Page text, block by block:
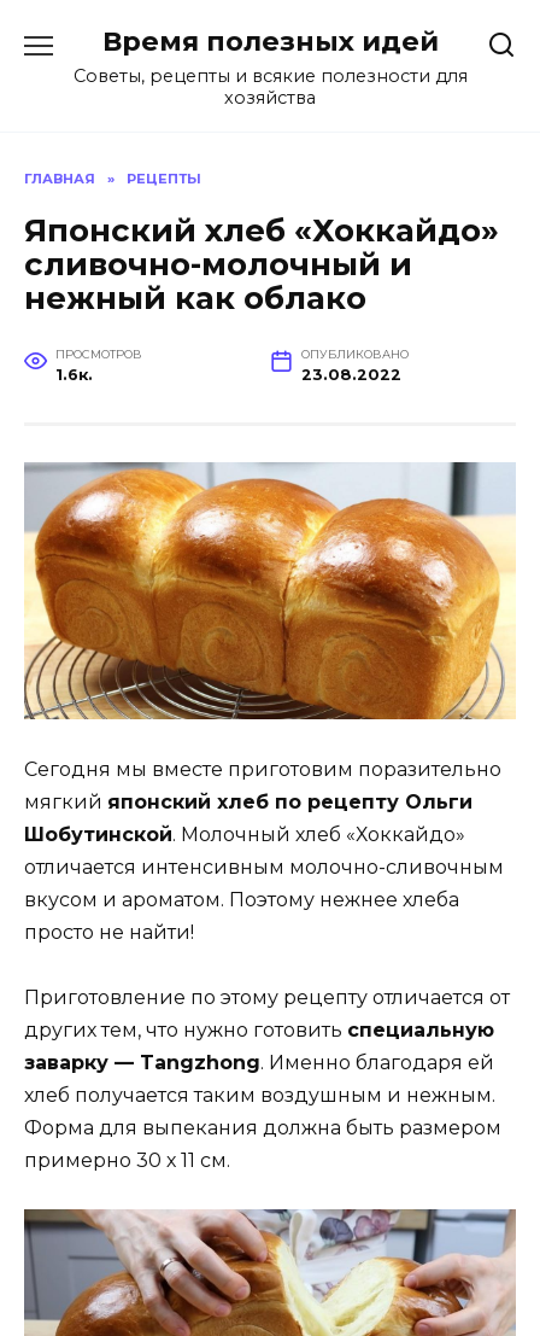
содержанию
Время полезных идей
Советы, рецепты и всякие полезности для
хозяйства
ГЛАВНАЯ » РЕЦЕПТЫ
Японский хлеб «Хоккайдо»
сливочно-молочный и
нежный как облако
ПРОСМОТРОВ
1.6к.
ОПУБЛИКОВАНО
23.08.2022
Сегодня мы вместе приготовим поразительно
мягкий японский хлеб по рецепту Ольги
Шобутинской. Молочный хлеб «Хоккайдо»
отличается интенсивным молочно-сливочным
вкусом и ароматом. Поэтому нежнее хлеба
просто не найти!
Приготовление по этому рецепту отличается от
других тем, что нужно готовить специальную
заварку — Tangzhong. Именно благодаря ей
хлеб получается таким воздушным и нежным.
Форма для выпекания должна быть размером
примерно 30 х 11 см.